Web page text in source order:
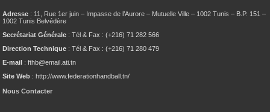
Adresse : 11, Rue 1er juin – Impasse de l’Aurore – Mutuelle Ville – 1002 Tunis – B.P. 151 –
1002 Tunis Belvédère
Secrétariat Générale : Tél & Fax : (+216) 71 282 566
Direction Technique : Tél & Fax : (+216) 71 280 479
E-mail : fthb@email.ati.tn
Site Web : http://www.federationhandball.tn/
Nous Contacter